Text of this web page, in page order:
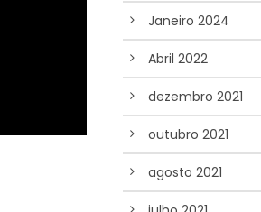
Janeiro 2024
Abril 2022
dezembro 2021
outubro 2021
agosto 2021